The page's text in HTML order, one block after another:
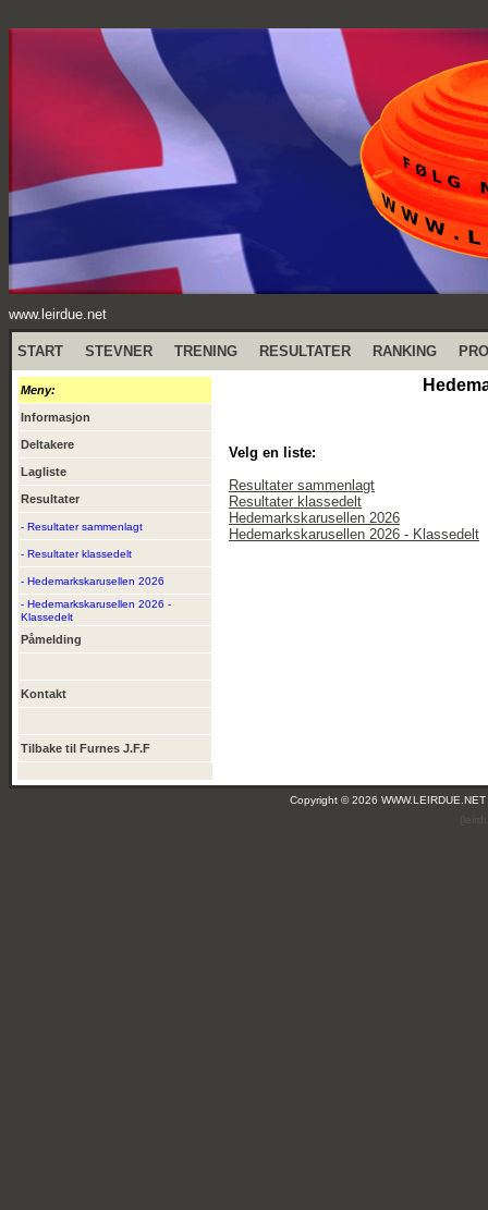
www.leirdue.net
START STEVNER TRENING RESULTATER RANKING
Meny:
Informasjon
Deltakere
Lagliste
Resultater
- Resultater sammenlagt
- Resultater klassedelt
- Hedemarkskarusellen 2026
- Hedemarkskarusellen 2026 -
Klassedelt
Påmelding
Kontakt
Tilbake til Furnes J.F.F
Velg en liste:
Resultater sammenlagt
Resultater klassedelt
Hedemarkskarusellen 2026
Hedemarkskarusellen 2026 - Klassedelt
Copyright © 2026